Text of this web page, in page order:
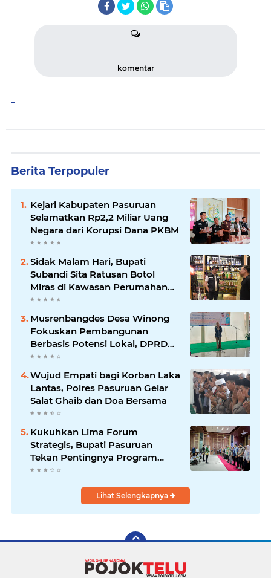
komentar
-
Berita Terpopuler
Kejari Kabupaten Pasuruan
Selamatkan Rp2,2 Miliar Uang
Negara dari Korupsi Dana PKBM
Sidak Malam Hari, Bupati
Subandi Sita Ratusan Botol
Miras di Kawasan Perumahan
Sidoarjo
Musrenbangdes Desa Winong
Fokuskan Pembangunan
Berbasis Potensi Lokal, DPRD
Optimistis Meski Dihantam
Wujud Empati bagi Korban Laka
Lantas, Polres Pasuruan Gelar
Salat Ghaib dan Doa Bersama
Kukuhkan Lima Forum
Strategis, Bupati Pasuruan
Tekan Pentingnya Program
Nyata untuk Rakyat
Lihat Selengkapnya